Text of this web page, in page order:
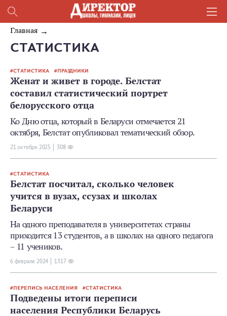
Главная
СТАТИСТИКА
СТАТИСТИКА ПРАЗДНИКИ
Женат и живет в городе. Белстат
составил статистический портрет
белорусского отца
Ко Дню отца, который в Беларуси отмечается 21
октября, Белстат опубликовал тематический обзор.
21 октября 2025 308
СТАТИСТИКА
Белстат посчитал, сколько человек
учится в вузах, ссузах и школах
Беларуси
На одного преподавателя в университетах страны
приходится 13 студентов, а в школах на одного педагога
– 11 учеников.
6 февраля 2024 1317
ПЕРЕПИСЬ НАСЕЛЕНИЯ СТАТИСТИКА
Подведены итоги переписи
населения Республики Беларусь